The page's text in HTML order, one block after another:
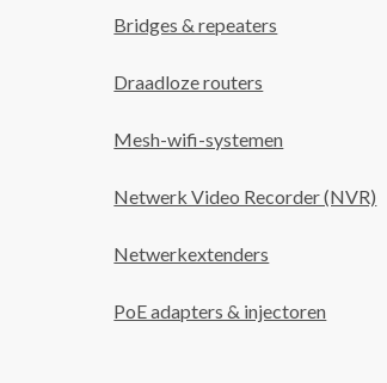
Bridges & repeaters
Draadloze routers
Mesh-wifi-systemen
Netwerk Video Recorder (NVR)
Netwerkextenders
PoE adapters & injectoren